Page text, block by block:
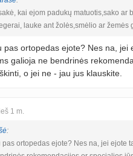
kai ejom padukų matuotis,sako ar
lauke ant žolės,smėlio ar žemės
pas ortopedas ejote? Nes na,
galioja ne bendrinės
o jei ne - jau jus klauskite.
1 m.
:
pas ortopedas ejote? Nes na, jei ejote